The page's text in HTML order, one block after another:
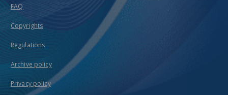
FAQ
Copyrights
Regulations
Archive policy
Privacy policy